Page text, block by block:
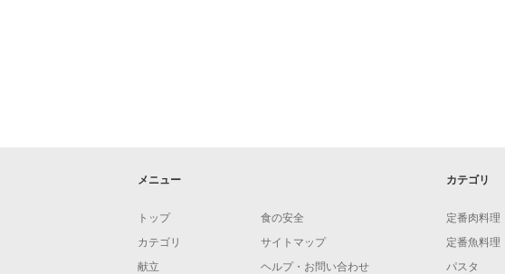
メニュー
トップ
カテゴリ
献立
食の安全
サイトマップ
ヘルプ・お問い合わせ
カテゴリ
定番肉料理
定番魚料理
パスタ